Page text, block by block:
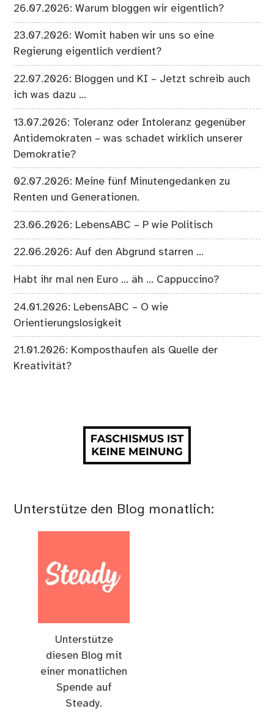
26.07.2026: Warum bloggen wir eigentlich?
23.07.2026: Womit haben wir uns so eine
Regierung eigentlich verdient?
22.07.2026: Bloggen und KI – Jetzt schreib auch
ich was dazu …
13.07.2026: Toleranz oder Intoleranz gegenüber
Antidemokraten – was schadet wirklich unserer
Demokratie?
02.07.2026: Meine fünf Minutengedanken zu
Renten und Generationen.
23.06.2026: LebensABC – P wie Politisch
22.06.2026: Auf den Abgrund starren …
Habt ihr mal nen Euro … äh … Cappuccino?
24.01.2026: LebensABC – O wie
Orientierungslosigkeit
21.01.2026: Komposthaufen als Quelle der
Kreativität?
Unterstütze den Blog monatlich:
Unterstütze
diesen Blog mit
einer monatlichen
Spende auf
Steady.